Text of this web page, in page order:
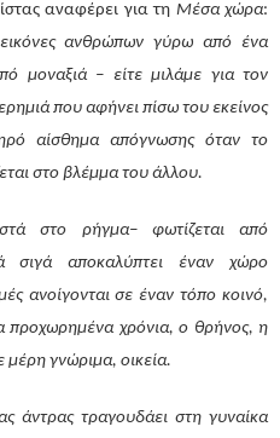
αναφέρει για τη Μέσα χώρα:
εικόνες ανθρώπων γύρω από ένα
μοναξιά – είτε μιλάμε για τον
που αφήνει πίσω του εκείνος
αίσθημα απόγνωσης όταν το
στο βλέμμα του άλλου.
στο ρήγμα– φωτίζεται από
σιγά αποκαλύπτει έναν χώρο
ανοίγονται σε έναν τόπο κοινό,
προχωρημένα χρόνια, ο θρήνος, η
γνώριμα, οικεία.
άντρας τραγουδάει στη γυναίκα